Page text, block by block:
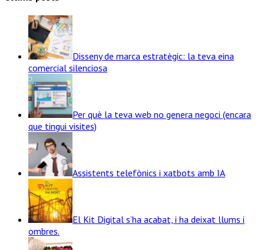
Disseny de marca estratègic: la teva eina
comercial silenciosa
Per què la teva web no genera negoci (encara
que tingui visites)
Assistents telefònics i xatbots amb IA
El Kit Digital s’ha acabat, i ha deixat llums i
ombres.